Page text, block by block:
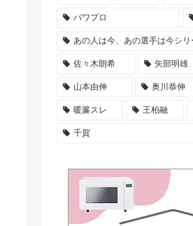
パワプロ
あの人は今、あの選手は今シリ
佐々木朗希 矢部明雄
山本由伸 奥川恭伸
暖簾スレ 王柏融
千賀